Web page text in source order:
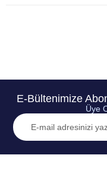
E-Bültenimize
Üye